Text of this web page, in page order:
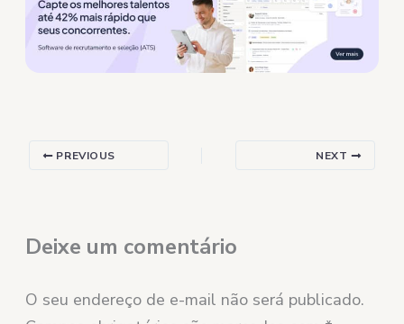
PREVIOUS NEXT
Deixe um comentário
O seu endereço de e-mail não será publicado.